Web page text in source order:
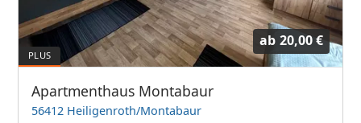
ab 20,00 €
Apartmenthaus Montabaur
56412 Heiligenroth/Montabaur